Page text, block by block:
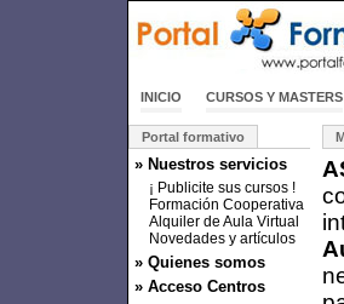
INICIO CURSOS Y MASTERS
Portal formativo
» Nuestros servicios
¡ Publicite sus cursos !
Formación Cooperativa
Alquiler de Aula Virtual
Novedades y artículos
» Quienes somos
» Acceso Centros